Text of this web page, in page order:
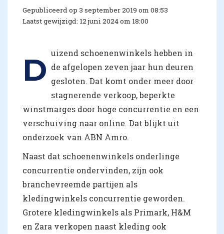
Gepubliceerd op 3 september 2019 om 08:53
Laatst gewijzigd: 12 juni 2024 om 18:00
D uizend schoenenwinkels hebben in
de afgelopen zeven jaar hun deuren
gesloten. Dat komt onder meer door
stagnerende verkoop, beperkte
winstmarges door hoge concurrentie en een
verschuiving naar online. Dat blijkt uit
onderzoek van ABN Amro.
Naast dat schoenenwinkels onderlinge
concurrentie ondervinden, zijn ook
branchevreemde partijen als
kledingwinkels concurrentie geworden.
Grotere kledingwinkels als Primark, H&M
en Zara verkopen naast kleding ook